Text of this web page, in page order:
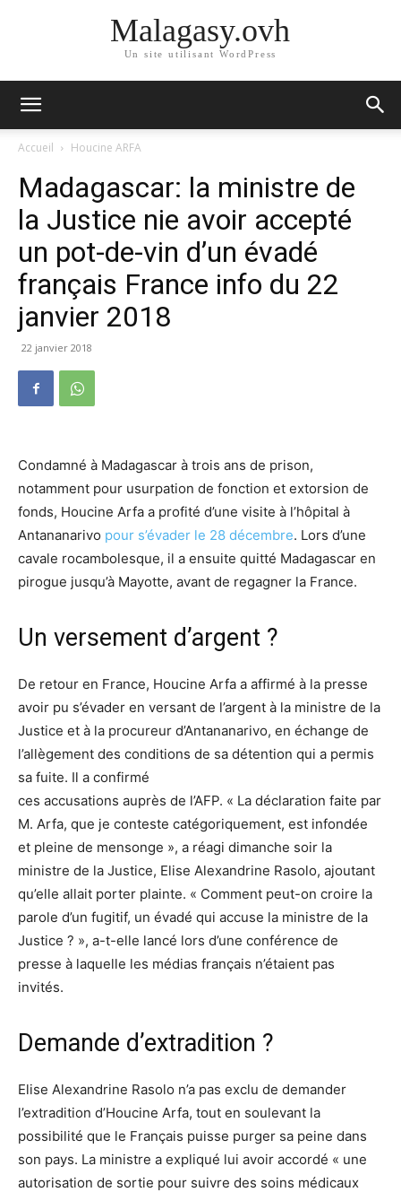
Malagasy.ovh
Un site utilisant WordPress
Accueil Houcine ARFA
Madagascar: la ministre de
la Justice nie avoir accepté
un pot-de-vin d’un évadé
français France info du 22
janvier 2018
22 janvier 2018
Condamné à Madagascar à trois ans de prison,
notamment pour usurpation de fonction et extorsion de
fonds, Houcine Arfa a profité d’une visite à l’hôpital à
Antananarivo pour s’évader le 28 décembre. Lors d’une
cavale rocambolesque, il a ensuite quitté Madagascar en
pirogue jusqu’à Mayotte, avant de regagner la France.
Un versement d’argent ?
De retour en France, Houcine Arfa a affirmé à la presse
avoir pu s’évader en versant de l’argent à la ministre de la
Justice et à la procureur d’Antananarivo, en échange de
l’allègement des conditions de sa détention qui a permis
sa fuite. Il a confirmé
ces accusations auprès de l’AFP. « La déclaration faite par
M. Arfa, que je conteste catégoriquement, est infondée
et pleine de mensonge », a réagi dimanche soir la
ministre de la Justice, Elise Alexandrine Rasolo, ajoutant
qu’elle allait porter plainte. « Comment peut-on croire la
parole d’un fugitif, un évadé qui accuse la ministre de la
Justice ? », a-t-elle lancé lors d’une conférence de
presse à laquelle les médias français n’étaient pas
invités.
Demande d’extradition ?
Elise Alexandrine Rasolo n’a pas exclu de demander
l’extradition d’Houcine Arfa, tout en soulevant la
possibilité que le Français puisse purger sa peine dans
son pays. La ministre a expliqué lui avoir accordé « une
autorisation de sortie pour suivre des soins médicaux